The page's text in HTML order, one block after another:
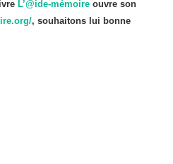
L’@ide-mémoire ouvre son
, souhaitons lui bonne